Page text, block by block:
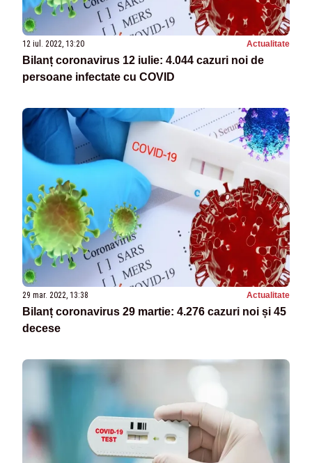
12 iul. 2022, 13:20 Actualitate
Bilanț coronavirus 12 iulie: 4.044 cazuri noi de
persoane infectate cu COVID
29 mar. 2022, 13:38 Actualitate
Bilanț coronavirus 29 martie: 4.276 cazuri noi și 45
decese